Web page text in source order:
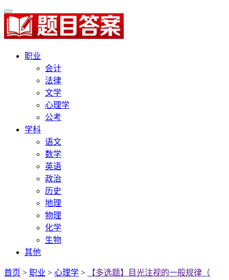
职业
会计
法律
文学
心理学
公考
学科
语文
数学
英语
政治
历史
地理
物理
化学
生物
其他
首页 > 职业 > 心理学 >
【多选题】目光注视的一般规律（